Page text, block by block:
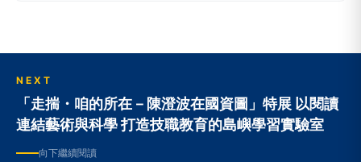
NEXT
「走揣・咱的所在－陳澄波在國資圖」特展 以閱讀
連結藝術與科學 打造技職教育的島嶼學習實驗室
向下繼續閱讀